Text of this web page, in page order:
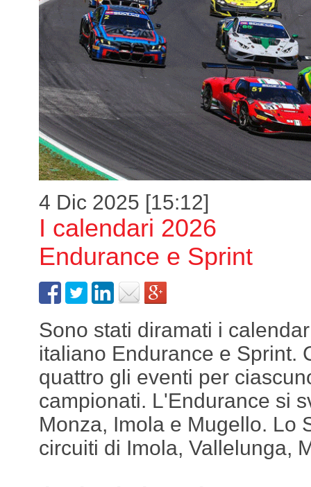
4 Dic 2025 [15:12]
I calendari 2026
Endurance e Sprint
Sono stati diramati i
italiano Endurance e Sprint.
quattro gli eventi per
campionati. L'Endurance si
Monza, Imola e Mugello. Lo
circuiti di Imola, Vallelunga,